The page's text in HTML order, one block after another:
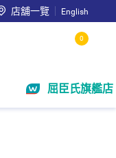
店舖一覽 English
0
屈臣氏旗艦店